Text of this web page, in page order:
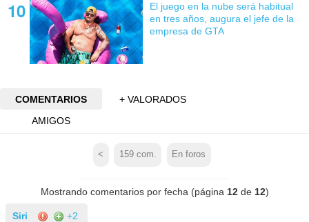
El juego en la nube será habitual
en tres años, augura el jefe de la
empresa de GTA
COMENTARIOS
+ VALORADOS
AMIGOS
< 159com. En foros
Mostrando comentarios por fecha (página 12de 12)
Siri +2